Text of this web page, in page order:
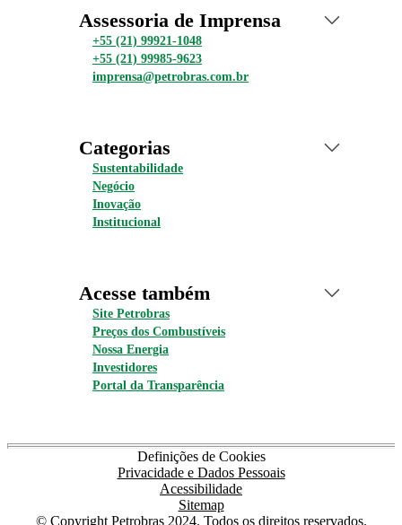
Assessoria de Imprensa
+55 (21) 99921-1048
+55 (21) 99985-9623
imprensa@petrobras.com.br
Categorias
Sustentabilidade
Negócio
Inovação
Institucional
Acesse também
Site Petrobras
Preços dos Combustíveis
Nossa Energia
Investidores
Portal da Transparência
Definições de Cookies
Privacidade e Dados Pessoais
Acessibilidade
Sitemap
© Copyright Petrobras 2024. Todos os direitos reservados.